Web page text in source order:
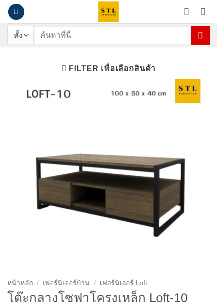
ข้าม
เนื้อหา
ค้นหา:
FILTER เพื่อเลือกสินค้า
หน้าหลัก / เฟอร์นิเจอร์บ้าน / เฟอร์นิเจอร์ Loft
โต๊ะกลางโซฟาโครงเหล็ก Loft-10